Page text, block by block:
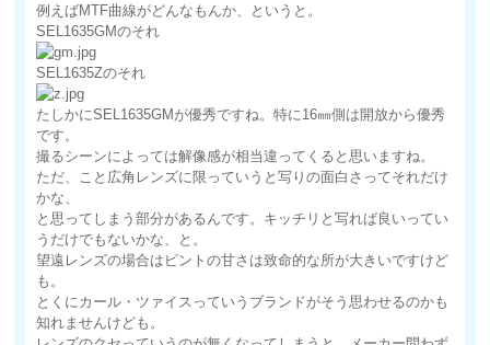
例えばMTF曲線がどんなもんか、というと。
SEL1635GMのそれ
SEL1635Zのそれ
たしかにSEL1635GMが優秀ですね。特に16㎜側は開放から優秀
です。
撮るシーンによっては解像感が相当違ってくると思いますね。
ただ、こと広角レンズに限っていうと写りの面白さってそれだけ
かな、
と思ってしまう部分があるんです。キッチリと写れば良いってい
うだけでもないかな、と。
望遠レンズの場合はピントの甘さは致命的な所が大きいですけど
も。
とくにカール・ツァイスっていうブランドがそう思わせるのかも
知れませんけども。